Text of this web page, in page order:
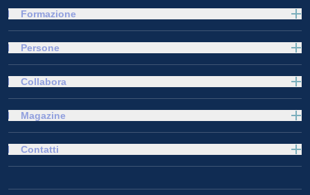
Formazione
Persone
Collabora
Magazine
Contatti